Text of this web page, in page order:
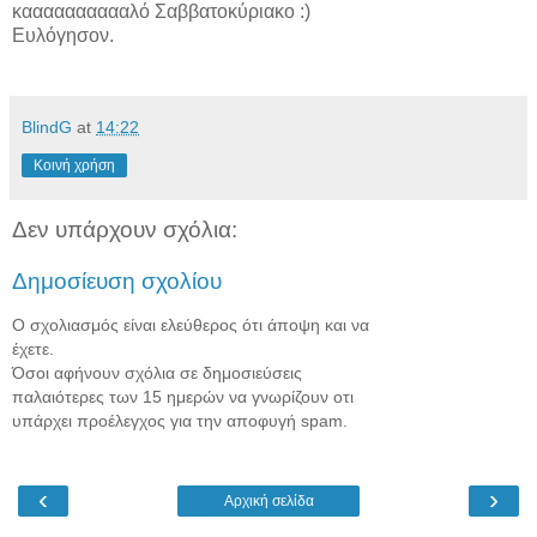
κααααααααααλό Σαββατοκύριακο :)
Ευλόγησον.
BlindG at 14:22
Κοινή χρήση
Δεν υπάρχουν σχόλια:
Δημοσίευση σχολίου
Ο σχολιασμός είναι ελεύθερος ότι άποψη και να
έχετε.
Όσοι αφήνουν σχόλια σε δημοσιεύσεις
παλαιότερες των 15 ημερών να γνωρίζουν οτι
υπάρχει προέλεγχος για την αποφυγή spam.
‹ ›
Αρχική σελίδα